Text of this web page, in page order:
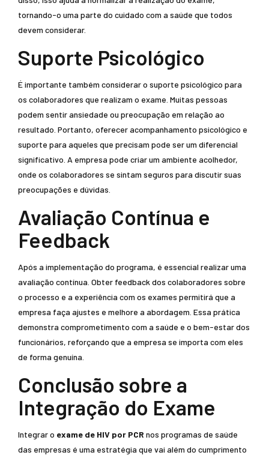
tornando-o uma parte do cuidado com a saúde que todos
devem considerar.
Suporte Psicológico
É importante também considerar o suporte psicológico para
os colaboradores que realizam o exame. Muitas pessoas
podem sentir ansiedade ou preocupação em relação ao
resultado. Portanto, oferecer acompanhamento psicológico e
suporte para aqueles que precisam pode ser um diferencial
significativo. A empresa pode criar um ambiente acolhedor,
onde os colaboradores se sintam seguros para discutir suas
preocupações e dúvidas.
Avaliação Contínua e
Feedback
Após a implementação do programa, é essencial realizar uma
avaliação contínua. Obter feedback dos colaboradores sobre
o processo e a experiência com os exames permitirá que a
empresa faça ajustes e melhore a abordagem. Essa prática
demonstra comprometimento com a saúde e o bem-estar dos
funcionários, reforçando que a empresa se importa com eles
de forma genuína.
Conclusão sobre a
Integração do Exame
Integrar o exame de HIV por PCR nos programas de saúde
das empresas é uma estratégia que vai além do cumprimento